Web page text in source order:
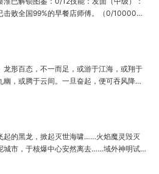
知他者，言他为真性情。
击败全国99%的早餐店师傅。（0/10000）
您的调馅水平已击败全国100%的早餐店师
文主角迎来了他加载成功的系统。秦淮：美
这个他熟！后来——秦淮发现这好像不是个
统。好像还加了些奇奇怪怪的东西。连带着
、客人、员工都不太像人……不过没事。遇
口！.游戏说明：1.本游戏自由度极高，请玩
切解释归游戏所有。
龙形百态，不一而足，或游于江海，或翔于
幽，或腾于云间。一旦奋起，便可吞风降
雷喷火，分山避海。此处人间也有龙。人
便可翻云覆雨，决势分野，定鼎问道，证
个迷路的穿越者，张行一开始也想成龙，但
个行当卷的太厉害了，就决定改行，去黜落
天下路，使天地处处通，黜遍天下龙，使世
起的黑龙，掀起灭世海啸……火焰魔灵毁灭
城市，于核爆中心安然离去……域外神明试
……这是人类科技高度发达的未来世界。也